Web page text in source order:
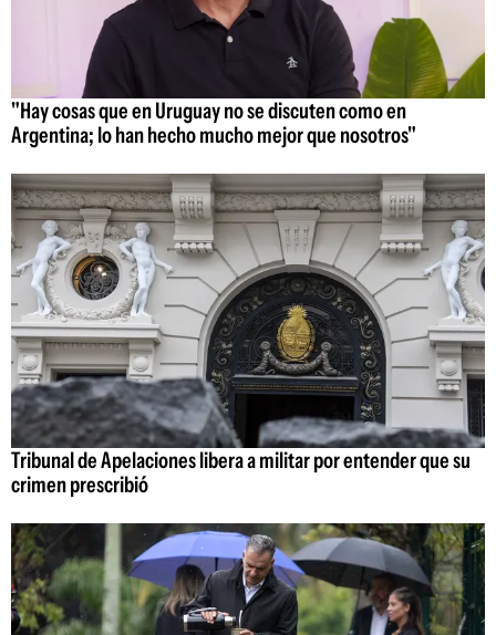
"Hay cosas que en Uruguay no se discuten como en
Argentina; lo han hecho mucho mejor que nosotros"
Tribunal de Apelaciones libera a militar por entender que su
crimen prescribió